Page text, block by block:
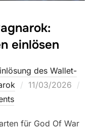
einlösen
des Wallet-
Posted
11/03/2026
für God Of War